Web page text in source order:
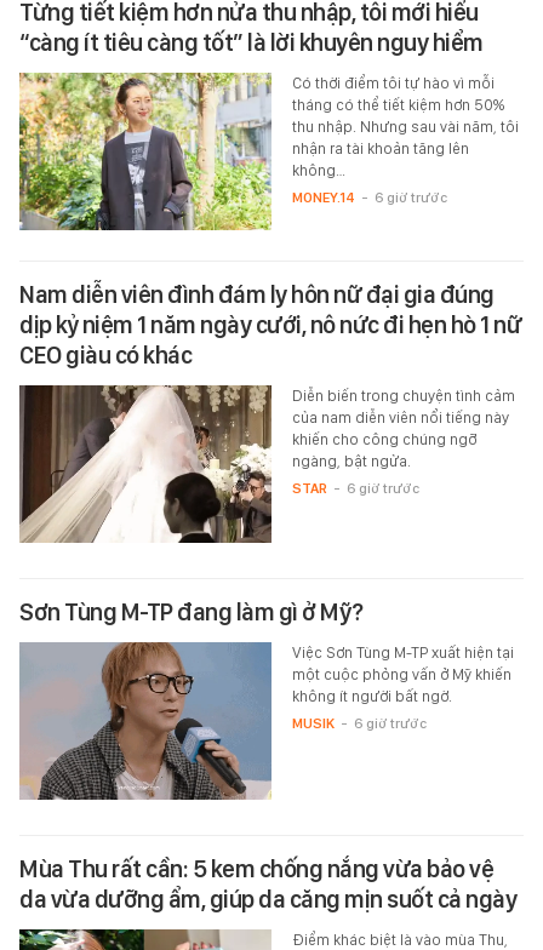
Từng tiết kiệm hơn nửa thu nhập, tôi mới hiểu
“càng ít tiêu càng tốt” là lời khuyên nguy hiểm
Có thời điểm tôi tự hào vì mỗi
tháng có thể tiết kiệm hơn 50%
thu nhập. Nhưng sau vài năm, tôi
nhận ra tài khoản tăng lên
không…
MONEY.14 - 6 giờ trước
Nam diễn viên đình đám ly hôn nữ đại gia đúng
dịp kỷ niệm 1 năm ngày cưới, nô nức đi hẹn hò 1 nữ
CEO giàu có khác
Diễn biến trong chuyện tình cảm
của nam diễn viên nổi tiếng này
khiến cho công chúng ngỡ
ngàng, bật ngửa.
STAR - 6 giờ trước
Sơn Tùng M-TP đang làm gì ở Mỹ?
Việc Sơn Tùng M-TP xuất hiện tại
một cuộc phỏng vấn ở Mỹ khiến
không ít người bất ngờ.
MUSIK - 6 giờ trước
Mùa Thu rất cần: 5 kem chống nắng vừa bảo vệ
da vừa dưỡng ẩm, giúp da căng mịn suốt cả ngày
Điểm khác biệt là vào mùa Thu,